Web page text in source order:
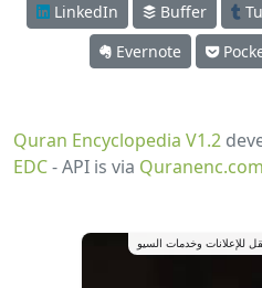
LinkedIn
Buffer
Evernote
Quran Encyclopedia V1.2
EDC- API is via Quranenc.com
للإعلانات وخدمات السيو